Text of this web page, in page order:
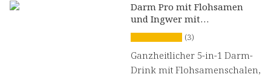
Darm Pro mit Flohsamen
und Ingwer mit
Zitronengeschmack
(3)
Ganzheitlicher 5-in-1 Darm-
Drink mit Flohsamenschalen,